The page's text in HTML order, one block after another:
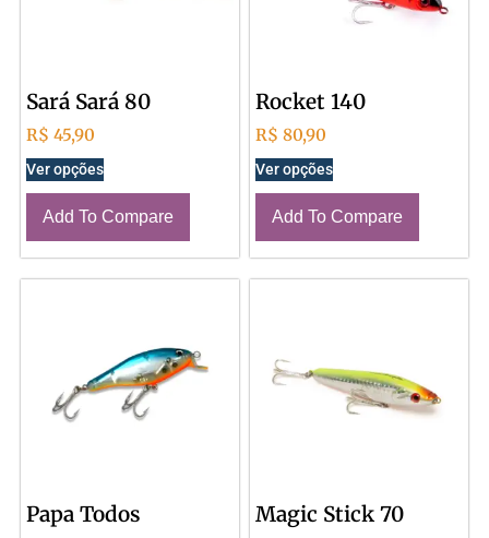
Sará Sará 80
R$ 45,90
Ver opções
Add To Compare
Rocket 140
R$ 80,90
Ver opções
Add To Compare
Papa Todos Magic Stick 70